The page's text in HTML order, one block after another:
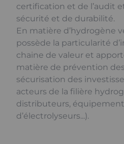
certification et de l’audit
sécurité et de durabilité.
En matière d’hydrogène
possède la particularité
chaine de valeur et
matière de prévention
sécurisation des
acteurs de la filière
distributeurs,
d’électrolyseurs...).